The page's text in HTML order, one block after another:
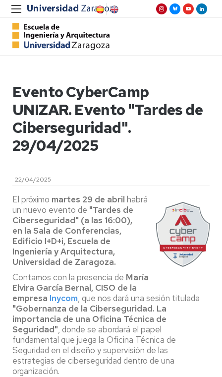
Evento CyberCamp
UNIZAR. Evento "Tardes de
Ciberseguridad".
29/04/2025
22/04/2025
El próximo martes 29 de abril habrá
un nuevo evento de "Tardes de
Ciberseguridad" (a las 16:00),
en la Sala de Conferencias,
Edificio I+D+i, Escuela de
Ingeniería y Arquitectura,
Universidad de Zaragoza.
Contamos con la presencia de María
Elvira García Bernal, CISO de la
empresa Inycom, que nos dará una sesión titulada
"Gobernanza de la Ciberseguridad. La
importancia de una Oficina Técnica de
Seguridad", donde se abordará el papel
fundamental que juega la Oficina Técnica de
Seguridad en el diseño y supervisión de las
estrategias de ciberseguridad dentro de una
organización.